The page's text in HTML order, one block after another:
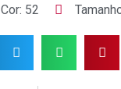
Cor: 52